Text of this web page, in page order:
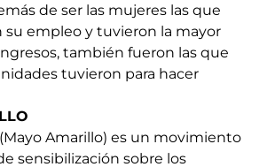
de ser las mujeres las que
su empleo y tuvieron la mayor
también fueron las que
tuvieron para hacer
Amarillo) es un movimiento
sensibilización sobre los